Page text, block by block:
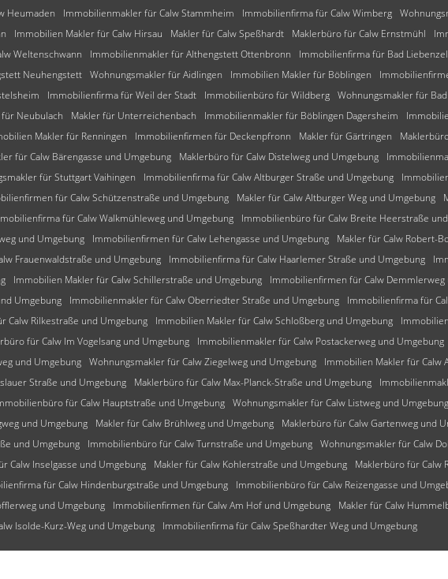
Heumaden Immobilienmakler für Calw Stammheim Immobilienfirma für Calw Wimberg
Immobilien Makler für Calw Hirsau Makler für Calw Speßhardt Maklerbüro für Calw Ernstmühl
Weltenschwann Immobilienmakler für Althengstett Ottenbronn Immobilienfirma für Bad
Neuhengstett Wohnungsmakler für Aidlingen Immobilien Makler für Böblingen
Immobilienfirma für Weil der Stadt Immobilienbüro für Wildberg Wohnungsmakler für
Neubulach Makler für Unterreichenbach Immobilienmakler für Böblingen Dagersheim
Makler für Renningen Immobilienfirmen für Deckenpfronn Makler für Gärtringen
für Calw Bärengasse und Umgebung Maklerbüro für Calw Distelweg und Umgebung
für Stuttgart Vaihingen Immobilienfirma für Calw Altburger Straße und Umgebung
für Calw Schützenstraße und Umgebung Makler für Calw Altburger Weg und Umgebung
für Calw Walkmühleweg und Umgebung Immobilienbüro für Calw Breite Heerstraße
und Umgebung
Immobilienfirmen für Calw Lehengasse und Umgebung Makler für Calw Robert-
Frauenwaldstraße und Umgebung Immobilienfirma für Calw Haarlemer Straße und Umgebung
Immobilien Makler für Calw Schillerstraße und Umgebung Immobilienfirmen für Calw Demmlerweg
Umgebung
Immobilienmakler für Calw Oberriedter Straße und Umgebung Immobilienfirma für
Calw Rilkestraße und Umgebung Immobilien Makler für Calw Schloßberg und Umgebung
für Calw Im Vogelsang und Umgebung Immobilienmakler für Calw Postackerweg und Umgebung
und Umgebung Wohnungsmakler für Calw Ziegelweg und Umgebung Immobilien Makler für Calw
Straße und Umgebung Maklerbüro für Calw Max-Planck-Straße und Umgebung
für Calw Hauptstraße und Umgebung Wohnungsmakler für Calw Listweg und Umgebung
und Umgebung
Makler für Calw Brühlweg und Umgebung Maklerbüro für Calw Gartenweg und
und Umgebung
Immobilienbüro für Calw Turnstraße und Umgebung Wohnungsmakler für Calw
Calw Inselgasse und Umgebung Makler für Calw Kohlerstraße und Umgebung Maklerbüro für Calw
für Calw Hindenburgstraße und Umgebung Immobilienbüro für Calw Reizengasse und
und Umgebung
Immobilienfirmen für Calw Am Hof und Umgebung Makler für Calw
Isolde-Kurz-Weg und Umgebung Immobilienfirma für Calw Speßhardter Weg und Umgebung